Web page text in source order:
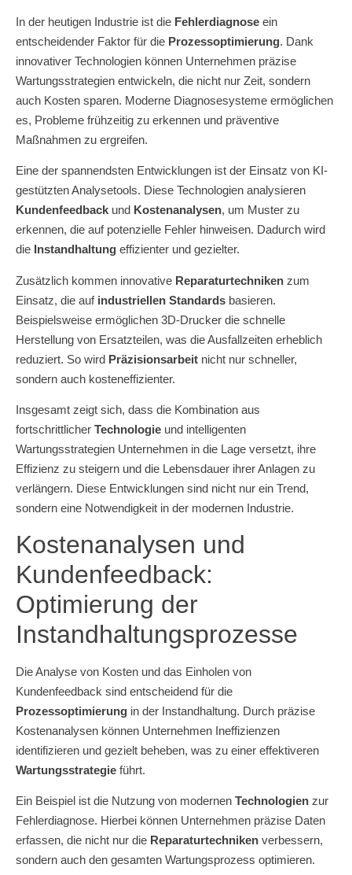
In der heutigen Industrie ist die Fehlerdiagnose ein
entscheidender Faktor für die Prozessoptimierung. Dank
innovativer Technologien können Unternehmen präzise
Wartungsstrategien entwickeln, die nicht nur Zeit, sondern
auch Kosten sparen. Moderne Diagnosesysteme ermöglichen
es, Probleme frühzeitig zu erkennen und präventive
Maßnahmen zu ergreifen.
Eine der spannendsten Entwicklungen ist der Einsatz von KI-
gestützten Analysetools. Diese Technologien analysieren
Kundenfeedback und Kostenanalysen, um Muster zu
erkennen, die auf potenzielle Fehler hinweisen. Dadurch wird
die Instandhaltung effizienter und gezielter.
Zusätzlich kommen innovative Reparaturtechniken zum
Einsatz, die auf industriellen Standards basieren.
Beispielsweise ermöglichen 3D-Drucker die schnelle
Herstellung von Ersatzteilen, was die Ausfallzeiten erheblich
reduziert. So wird Präzisionsarbeit nicht nur schneller,
sondern auch kosteneffizienter.
Insgesamt zeigt sich, dass die Kombination aus
fortschrittlicher Technologie und intelligenten
Wartungsstrategien Unternehmen in die Lage versetzt, ihre
Effizienz zu steigern und die Lebensdauer ihrer Anlagen zu
verlängern. Diese Entwicklungen sind nicht nur ein Trend,
sondern eine Notwendigkeit in der modernen Industrie.
Kostenanalysen und
Kundenfeedback:
Optimierung der
Instandhaltungsprozesse
Die Analyse von Kosten und das Einholen von
Kundenfeedback sind entscheidend für die
Prozessoptimierung in der Instandhaltung. Durch präzise
Kostenanalysen können Unternehmen Ineffizienzen
identifizieren und gezielt beheben, was zu einer effektiveren
Wartungsstrategie führt.
Ein Beispiel ist die Nutzung von modernen Technologien zur
Fehlerdiagnose. Hierbei können Unternehmen präzise Daten
erfassen, die nicht nur die Reparaturtechniken verbessern,
sondern auch den gesamten Wartungsprozess optimieren.